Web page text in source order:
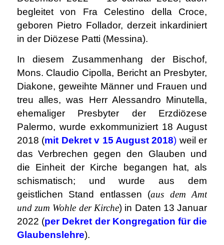
begleitet von Fra Celestino della Croce,
geboren Pietro Follador, derzeit inkardiniert
in der Diözese Patti (Messina).
In diesem Zusammenhang der Bischof,
Mons. Claudio Cipolla, Bericht an Presbyter,
Diakone, geweihte Männer und Frauen und
treu alles, was Herr Alessandro Minutella,
ehemaliger Presbyter der Erzdiözese
Palermo, wurde exkommuniziert 18 August
2018 (mit Dekret v 15 August 2018) weil er
das Verbrechen gegen den Glauben und
die Einheit der Kirche begangen hat, als
schismatisch; und wurde aus dem
geistlichen Stand entlassen (aus dem Amt
und zum Wohle der Kirche) in Daten 13 Januar
2022 (per Dekret der Kongregation für die
Glaubenslehre).